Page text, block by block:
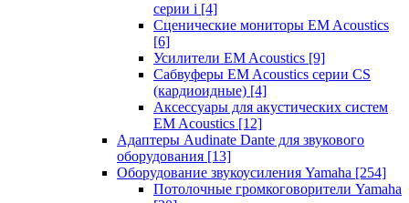
серии i [4]
Сценические мониторы EM Acoustics
[6]
Усилители EM Acoustics [9]
Сабвуферы EM Acoustics серии CS
(кардиоидные) [4]
Аксессуары для акустических систем
EM Acoustics [12]
Адаптеры Audinate Dante для звукового
оборудования [13]
Оборудование звукоусиления Yamaha [254]
Потолочные громкоговорители Yamaha